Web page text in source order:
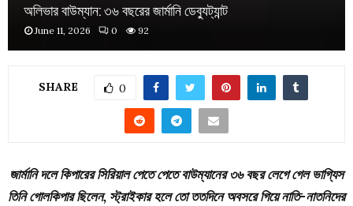
অলিভার বাউম্যান: ৩৬ বছরের জার্মানি ডেব্যুট্যান্ট
June 11, 2026 0 92
SHARE 0
জার্মানি দলে কিপারের সিরিয়াল পেতে পেতে বাউম্যানের ৩৬ বছর লেগে গেল ভাগ্যিস
তিনি গোলকিপার ছিলেন, স্ট্রাইকার হলে তো ততদিনে অবসরে গিয়ে নাতি-নাতনিদের